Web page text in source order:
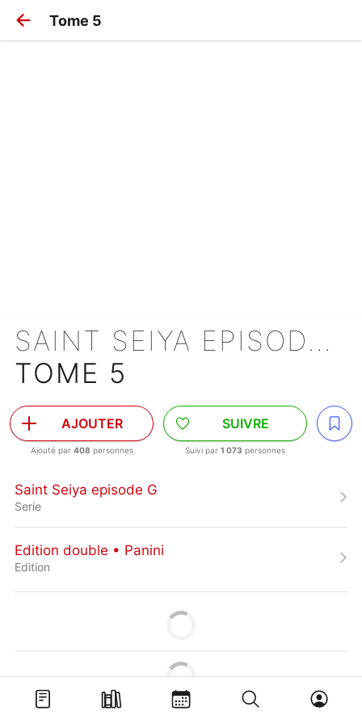
Tome 5
SAINT SEIYA EPISODE G
TOME 5
AJOUTER
Ajouté par 408 personnes
SUIVRE
Suivi par 1 073 personnes
Saint Seiya episode G
Serie
Edition double • Panini
Edition